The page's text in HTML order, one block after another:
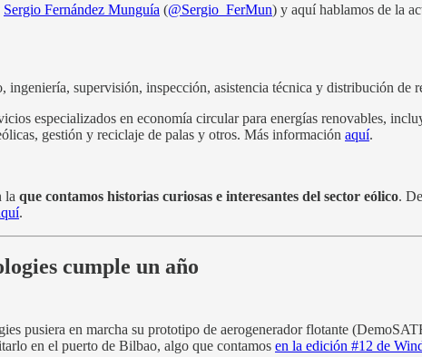
Sergio Fernández Munguía (@Sergio_FerMun) y aquí hablamos de la
ingeniería, supervisión, inspección, asistencia técnica y distribución de
especializados en economía circular para energías renovables,
gestión y reciclaje de palas y otros. Más información aquí.
la que contamos historias curiosas e interesantes del sector eólico.
.
cumple un año
pusiera en marcha su prototipo de aerogenerador flotante
en el puerto de Bilbao, algo que contamos en la edición #12 de